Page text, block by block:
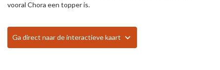
vooral Chora een topper is.
Ga direct naar de interactieve kaart